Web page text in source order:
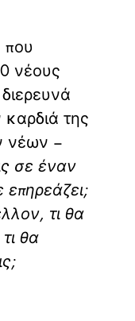
που
νέους
της
νέων ‒
σε έναν
τι θα
θα